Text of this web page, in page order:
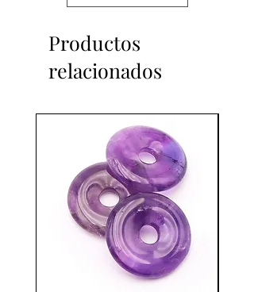
Productos
relacionados